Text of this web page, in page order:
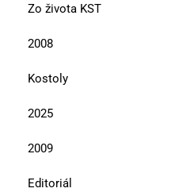
Zo života KST
2008
Kostoly
2025
2009
Editoriál